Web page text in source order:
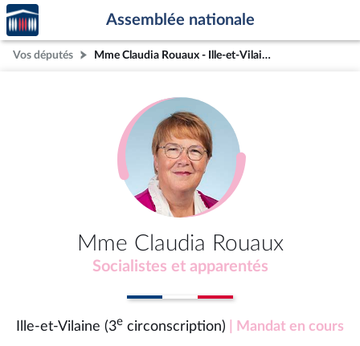
Aller au contenu
Aller en bas de la page
Accèder
à la
page
d'accueil
Assemblée nationale
Vos députés Mme Claudia Rouaux - Ille-et-Vilaine (3e circonscription)
Mme Claudia Rouaux
Socialistes et apparentés
Ille-et-Vilaine (3e circonscription) | Mandat en cours